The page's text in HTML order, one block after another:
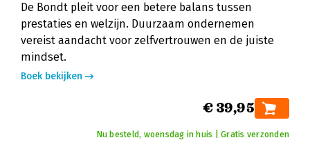
De Bondt pleit voor een betere balans tussen
prestaties en welzijn. Duurzaam ondernemen
vereist aandacht voor zelfvertrouwen en de juiste
mindset.
Boek bekijken
€ 39,95
Nu besteld, woensdag in huis | Gratis verzonden